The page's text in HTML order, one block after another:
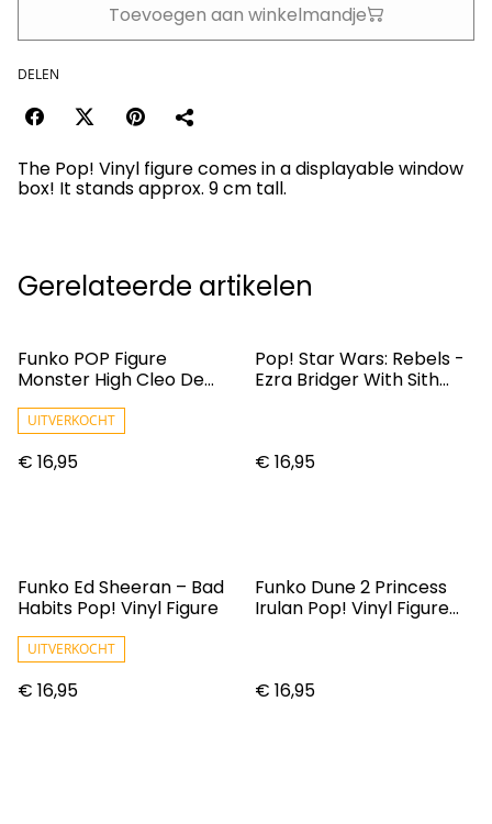
Toevoegen aan winkelmandje
DELEN
The Pop! Vinyl figure comes in a displayable window
box! It stands approx. 9 cm tall.
Gerelateerde artikelen
Funko POP Figure
Monster High Cleo De
UITVERKOCHT
€ 16,95
Pop! Star Wars: Rebels -
Ezra Bridger With Sith
€ 16,95
Funko Ed Sheeran – Bad
Habits Pop! Vinyl Figure
UITVERKOCHT
€ 16,95
Funko Dune 2 Princess
Irulan Pop! Vinyl Figure
€ 16,95